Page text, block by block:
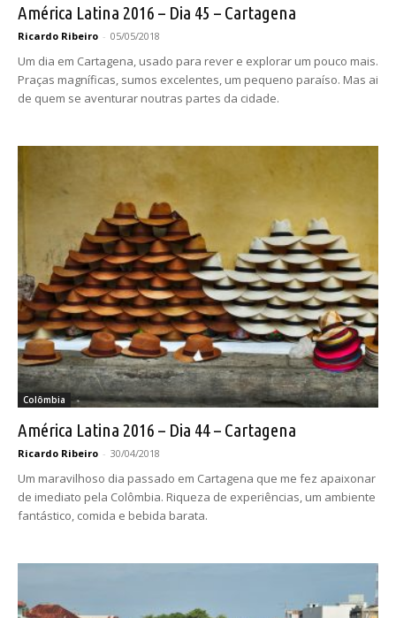
América Latina 2016 – Dia 45 – Cartagena
Ricardo Ribeiro - 05/05/2018
Um dia em Cartagena, usado para rever e explorar um pouco mais.
Praças magníficas, sumos excelentes, um pequeno paraíso. Mas ai
de quem se aventurar noutras partes da cidade.
Colômbia
América Latina 2016 – Dia 44 – Cartagena
Ricardo Ribeiro - 30/04/2018
Um maravilhoso dia passado em Cartagena que me fez apaixonar
de imediato pela Colômbia. Riqueza de experiências, um ambiente
fantástico, comida e bebida barata.